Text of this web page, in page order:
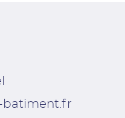
batiment.fr